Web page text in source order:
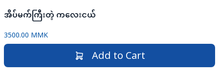
အိပ်မက်ကြီးတဲ့ ကလေးငယ်
3500.00 MMK
Add to Cart